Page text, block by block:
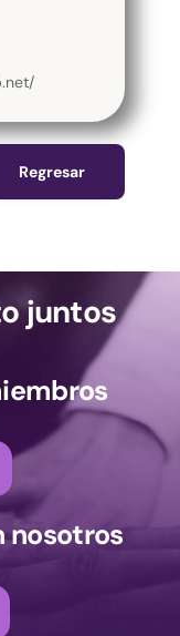
Regresar
juntos
nosotros